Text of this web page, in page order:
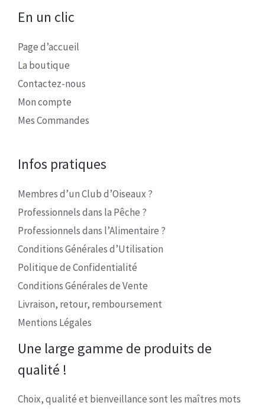
En un clic
Page d’accueil
La boutique
Contactez-nous
Mon compte
Mes Commandes
Infos pratiques
Membres d’un Club d’Oiseaux ?
Professionnels dans la Pêche ?
Professionnels dans l’Alimentaire ?
Conditions Générales d’Utilisation
Politique de Confidentialité
Conditions Générales de Vente
Livraison, retour, remboursement
Mentions Légales
Une large gamme de produits de
qualité !
Choix, qualité et bienveillance sont les maîtres mots